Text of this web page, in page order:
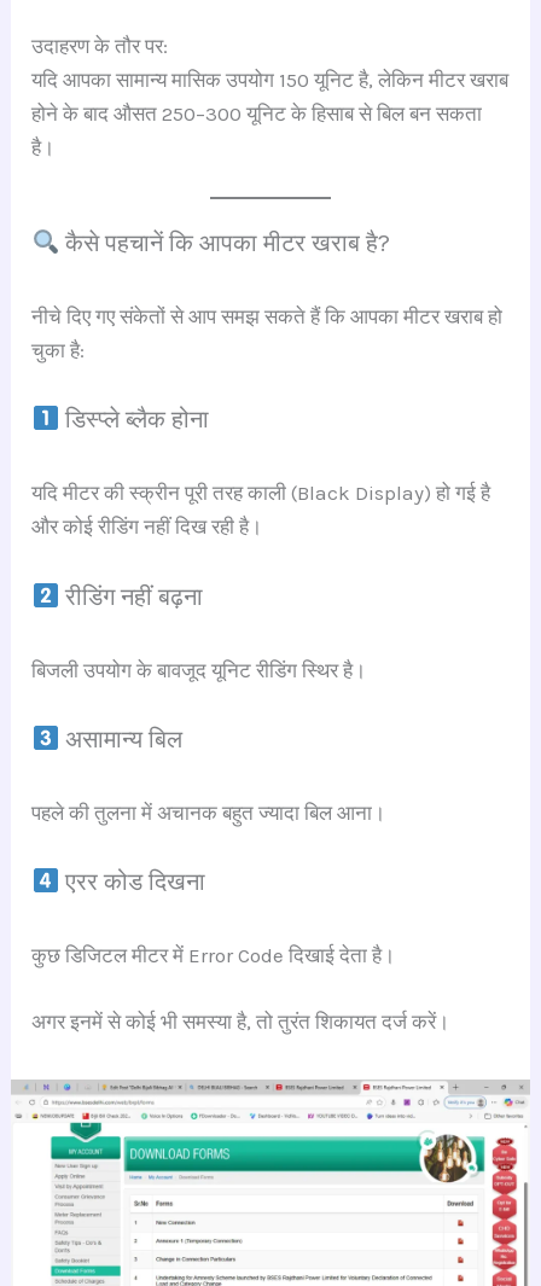
उदाहरण के तौर पर:
यदि आपका सामान्य मासिक उपयोग 150 यूनिट है, लेकिन मीटर खराब
होने के बाद औसत 250–300 यूनिट के हिसाब से बिल बन सकता
है।
कैसे पहचानें कि आपका मीटर खराब है?
नीचे दिए गए संकेतों से आप समझ सकते हैं कि आपका मीटर खराब हो
चुका है:
डिस्प्ले ब्लैक होना
यदि मीटर की स्क्रीन पूरी तरह काली (Black Display) हो गई है
और कोई रीडिंग नहीं दिख रही है।
रीडिंग नहीं बढ़ना
बिजली उपयोग के बावजूद यूनिट रीडिंग स्थिर है।
असामान्य बिल
पहले की तुलना में अचानक बहुत ज्यादा बिल आना।
एरर कोड दिखना
कुछ डिजिटल मीटर में Error Code दिखाई देता है।
अगर इनमें से कोई भी समस्या है, तो तुरंत शिकायत दर्ज करें।